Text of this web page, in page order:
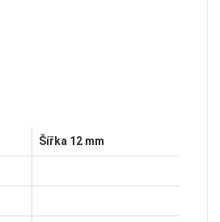
Šířka 12 mm